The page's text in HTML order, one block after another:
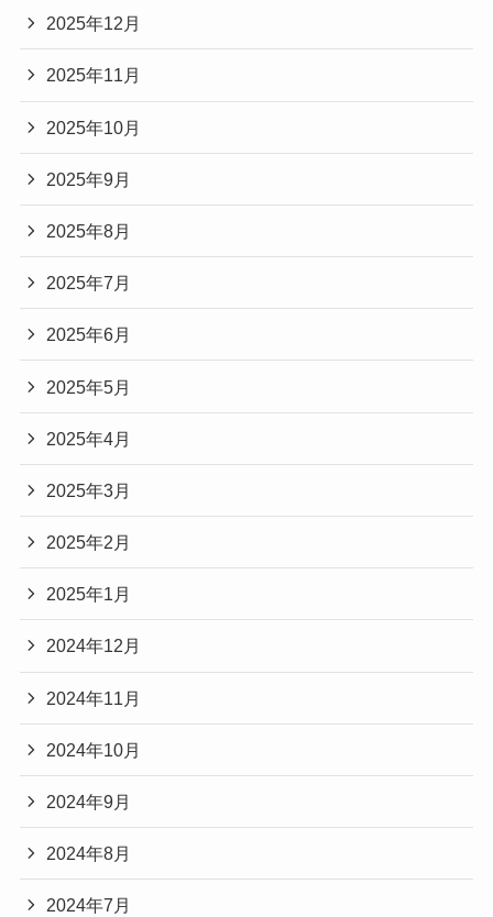
2025年12月
2025年11月
2025年10月
2025年9月
2025年8月
2025年7月
2025年6月
2025年5月
2025年4月
2025年3月
2025年2月
2025年1月
2024年12月
2024年11月
2024年10月
2024年9月
2024年8月
2024年7月